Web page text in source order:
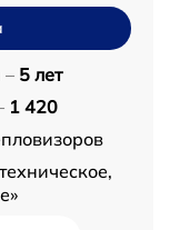
– 5 лет
1 420